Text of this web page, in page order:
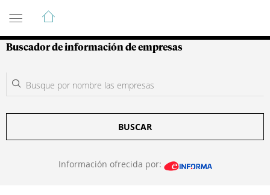
Guía de Empresas Colombianas
Buscador de información de empresas
BUSCAR
Información ofrecida por: